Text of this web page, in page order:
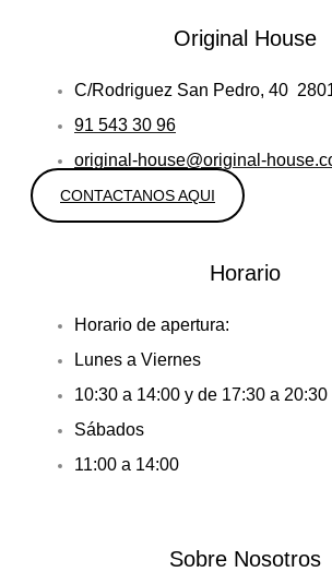
Original House
C/Rodriguez San Pedro, 40
91 543 30 96
original-house@original-
CONTACTANOS AQUI
Horario
Horario de apertura:
Lunes a Viernes
10:30 a 14:00 y de 17:30 a 20:30
Sábados
11:00 a 14:00
Sobre Nosotros